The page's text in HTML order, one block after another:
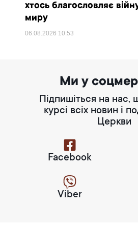
хтось благословляє
миру
06.08.2026 10:53
Ми у
Підпишіться на нас,
курсі всіх новин і
Церкви
Facebook
Viber